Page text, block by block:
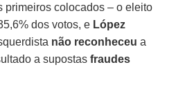
primeiros colocados – o eleito
dos votos, e López
não reconheceu a
a supostasfraudes